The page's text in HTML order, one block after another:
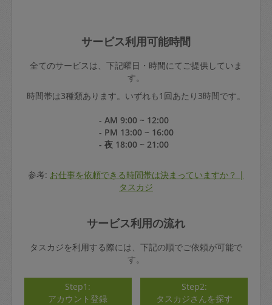
サービス利用可能時間
全てのサービスは、下記曜日・時間にてご提供していま
す。
時間帯は3種類あります。いずれも1回あたり3時間です。
- AM 9:00 ~ 12:00
- PM 13:00 ~ 16:00
- 夜 18:00 ~ 21:00
参考: お仕事を依頼できる時間帯は決まっていますか？ |
タスカジ
サービス利用の流れ
タスカジを利用する際には、下記の順でご依頼が可能で
す。
Step1:
アカウント登録
Step2:
タスカジさんを探す